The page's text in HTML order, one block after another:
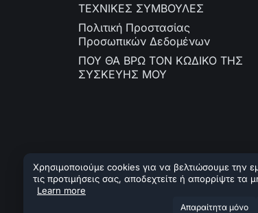
ΤΕΧΝΙΚΕΣ ΣΥΜΒΟΥΛΕΣ
Πολιτική Προστασίας
Προσωπικών Δεδομένων
ΠΟΥ ΘΑ ΒΡΩ ΤΟΝ ΚΩΔΙΚΟ ΤΗΣ
ΣΥΣΚΕΥΗΣ ΜΟΥ
Χρησιμοποιούμε cookies για να βελτιώσουμε την
τις προτιμήσεις σας, αποδεχτείτε ή απορρίψτε τα
Learn more
Aπαραίτητα μόνο